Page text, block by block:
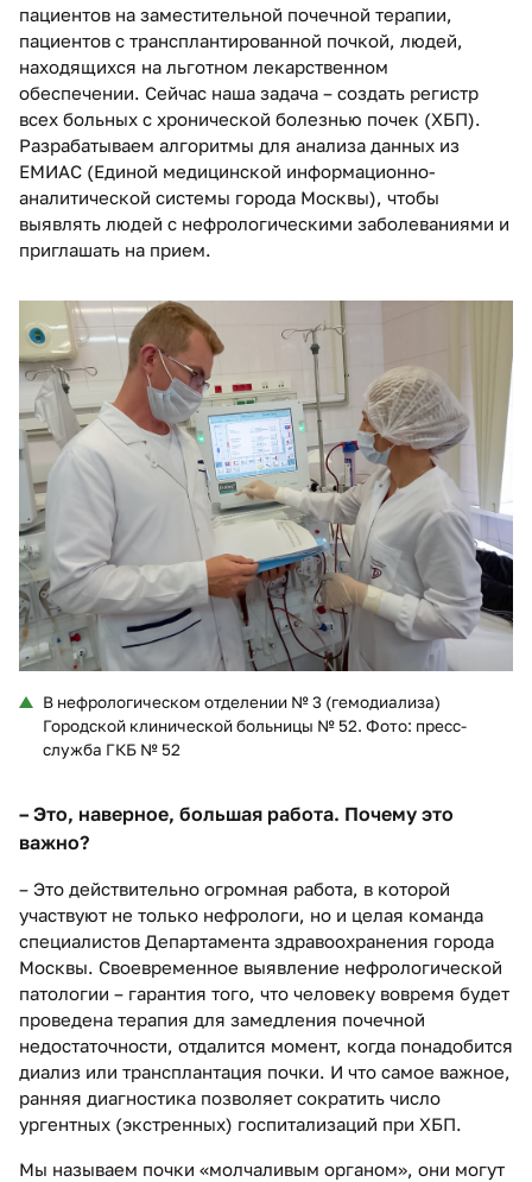
пациентов на заместительной почечной терапии,
пациентов с трансплантированной почкой, людей,
находящихся на льготном лекарственном
обеспечении. Сейчас наша задача – создать регистр
всех больных с хронической болезнью почек (ХБП).
Разрабатываем алгоритмы для анализа данных из
ЕМИАС (Единой медицинской информационно-
аналитической системы города Москвы), чтобы
выявлять людей с нефрологическими заболеваниями и
приглашать на прием.
В нефрологическом отделении № 3 (гемодиализа)
Городской клинической больницы № 52. Фото: пресс-
служба ГКБ № 52
– Это, наверное, большая работа. Почему это
важно?
– Это действительно огромная работа, в которой
участвуют не только нефрологи, но и целая команда
специалистов Департамента здравоохранения города
Москвы. Своевременное выявление нефрологической
патологии – гарантия того, что человеку вовремя будет
проведена терапия для замедления почечной
недостаточности, отдалится момент, когда понадобится
диализ или трансплантация почки. И что самое важное,
ранняя диагностика позволяет сократить число
ургентных (экстренных) госпитализаций при ХБП.
Мы называем почки «молчаливым органом», они могут